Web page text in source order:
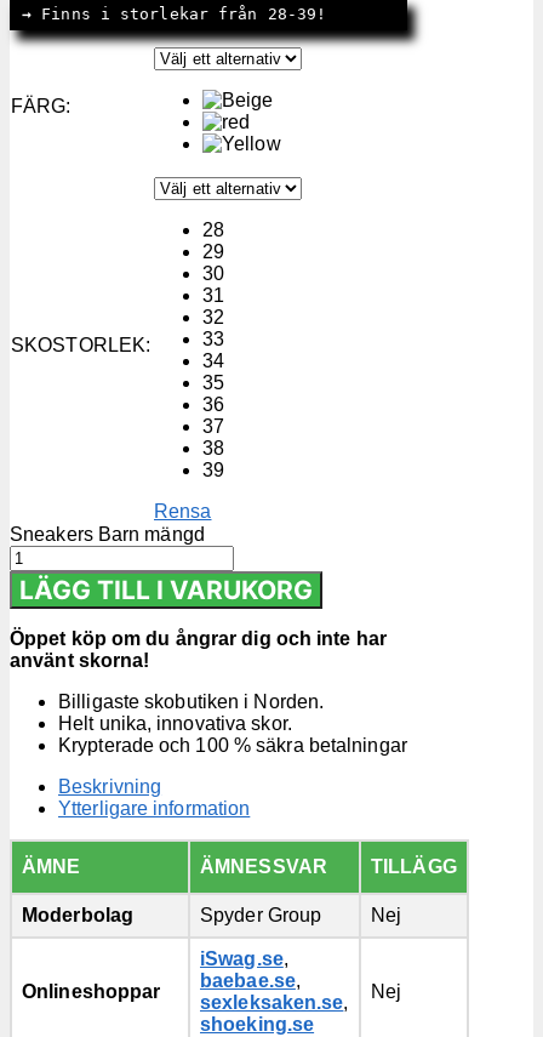
→ Finns i storlekar från 28-39!
FÄRG:
SKOSTORLEK:
28
29
30
31
32
33
34
35
36
37
38
39
Rensa
Sneakers Barn mängd
LÄGG TILL I VARUKORG
Öppet köp om du ångrar dig och inte har
använt skorna!
Billigaste skobutiken i Norden.
Helt unika, innovativa skor.
Krypterade och 100 % säkra betalningar
Beskrivning
Ytterligare information
ÄMNE ÄMNESSVAR TILLÄGG
Moderbolag Spyder Group Nej
Onlineshoppar
iSwag.se,
baebae.se,
sexleksaken.se,
shoeking.se
Nej